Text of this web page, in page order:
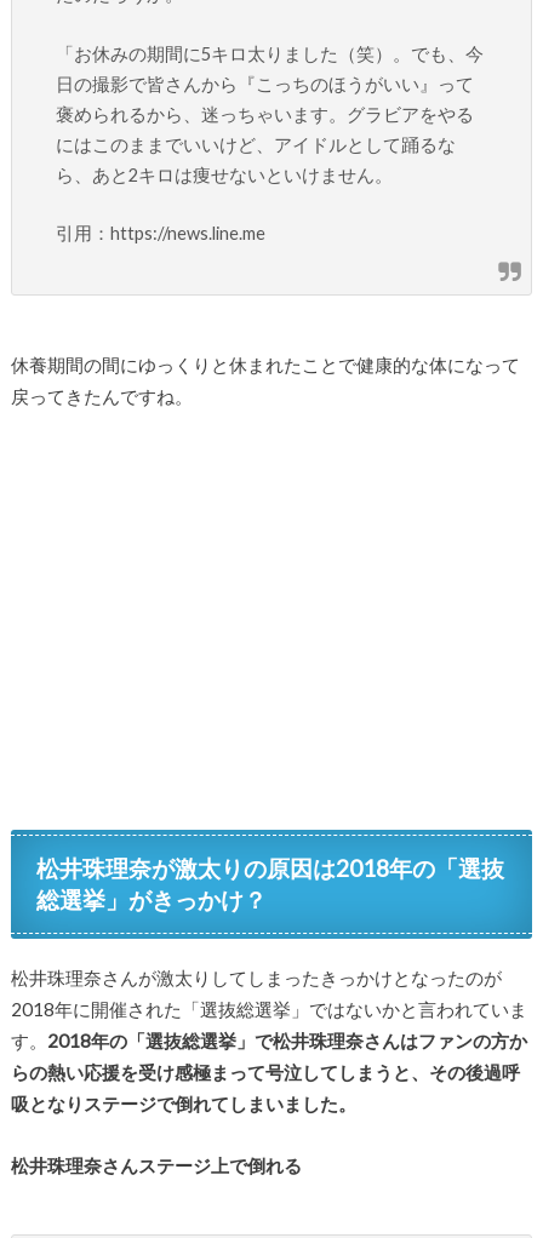
「お休みの期間に5キロ太りました（笑）。でも、今
日の撮影で皆さんから『こっちのほうがいい』って
褒められるから、迷っちゃいます。グラビアをやる
にはこのままでいいけど、アイドルとして踊るな
ら、あと2キロは痩せないといけません。
引用：https://news.line.me
休養期間の間にゆっくりと休まれたことで健康的な体になって
戻ってきたんですね。
松井珠理奈が激太りの原因は2018年の「選抜
総選挙」がきっかけ？
松井珠理奈さんが激太りしてしまったきっかけとなったのが
2018年に開催された「選抜総選挙」ではないかと言われていま
す。 2018年の「選抜総選挙」で松井珠理奈さんはファンの方か
らの熱い応援を受け感極まって号泣してしまうと、その後過呼
吸となりステージで倒れてしまいました。
松井珠理奈さんステージ上で倒れる